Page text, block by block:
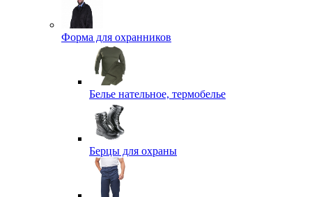
Форма для охранников
Белье нательное, термобелье
Берцы для охраны